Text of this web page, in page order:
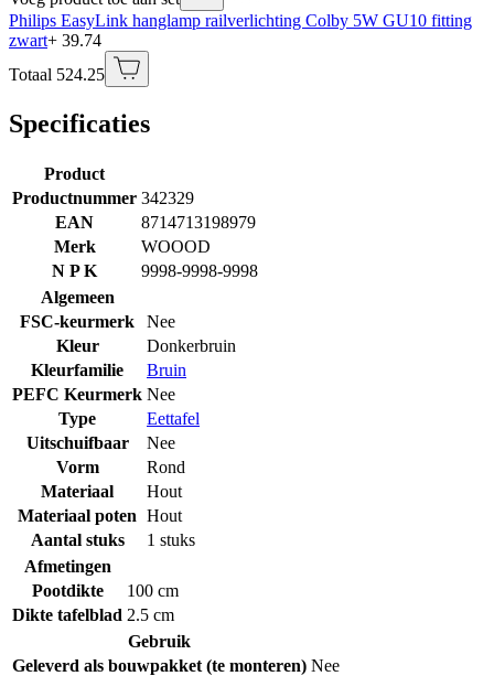
Philips EasyLink hanglamp railverlichting Colby 5W GU10 fitting
zwart+ 39.74
Totaal 524.25
Specificaties
Product
Productnummer 342329
EAN
8714713198979
Merk
WOOOD
N P K
9998-9998-9998
Algemeen
FSC-keurmerk
Nee
Kleur
Donkerbruin
Kleurfamilie
Bruin
PEFC Keurmerk Nee
Type
Eettafel
Uitschuifbaar
Nee
Vorm
Rond
Materiaal
Hout
Materiaal poten Hout
Aantal stuks
1 stuks
Afmetingen
Pootdikte
100 cm
Dikte tafelblad 2.5 cm
Gebruik
Geleverd als bouwpakket (te monteren) Nee